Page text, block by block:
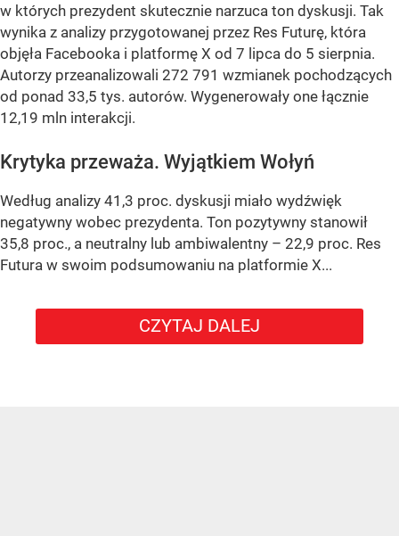
w których prezydent skutecznie narzuca ton dyskusji. Tak
wynika z analizy przygotowanej przez Res Futurę, która
objęła Facebooka i platformę X od 7 lipca do 5 sierpnia.
Autorzy przeanalizowali 272 791 wzmianek pochodzących
od ponad 33,5 tys. autorów. Wygenerowały one łącznie
12,19 mln interakcji.
Krytyka przeważa. Wyjątkiem Wołyń
Według analizy 41,3 proc. dyskusji miało wydźwięk
negatywny wobec prezydenta. Ton pozytywny stanowił
35,8 proc., a neutralny lub ambiwalentny – 22,9 proc. Res
Futura w swoim podsumowaniu na platformie X...
CZYTAJ DALEJ